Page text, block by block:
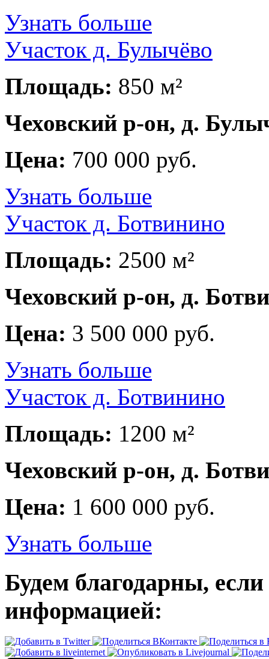
Узнать больше
Участок д. Булычёво
Площадь: 850 м²
Чеховский р-он, д.
Цена: 700 000 руб.
Узнать больше
Участок д. Ботвинино
Площадь: 2500 м²
Чеховский р-он, д.
Цена: 3 500 000 руб.
Узнать больше
Участок д. Ботвинино
Площадь: 1200 м²
Чеховский р-он, д.
Цена: 1 600 000 руб.
Узнать больше
Будем благодарны,
информацией: